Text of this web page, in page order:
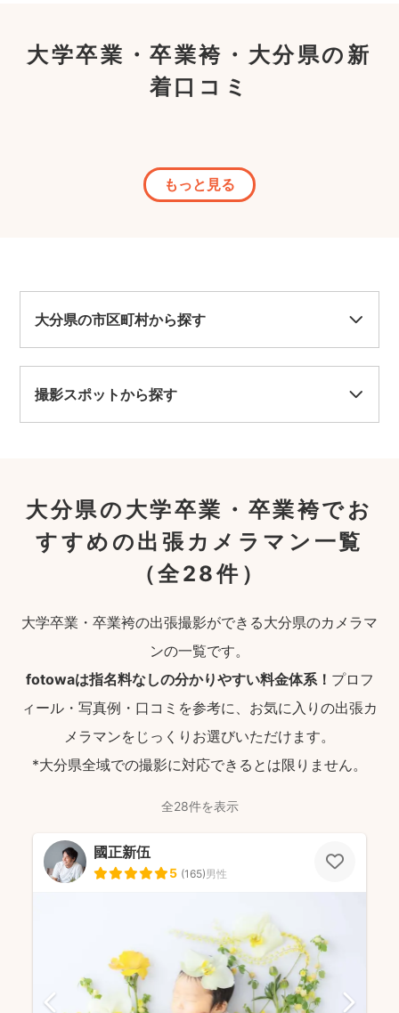
大学卒業・卒業袴・大分県の新
着口コミ
もっと見る
大分県の市区町村から探す
撮影スポットから探す
大分県の大学卒業・卒業袴でお
すすめの出張カメラマン一覧
（全28件）
大学卒業・卒業袴の出張撮影ができる大分県のカメラマ
ンの一覧です。
fotowaは指名料なしの分かりやすい料金体系！ プロフ
ィール・写真例・口コミを参考に、お気に入りの出張カ
メラマンをじっくりお選びいただけます。
*大分県全域での撮影に対応できるとは限りません。
全28件を表示
國正新伍
5 (165)男性